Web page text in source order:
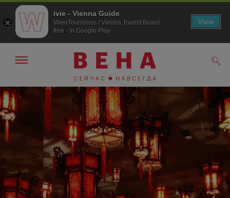
К
навигации
К
содержанию
Показать/
навигации
ivie - Vienna Guide
WienTourismus / Vienna Tourist Board
free - In Google Play
View